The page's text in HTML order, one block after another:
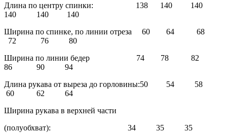
Длина по центру спинки: 138 140 140
140 140 140
Ширина по спинке, по линии отреза 60 64 68
72 76 80
Ширина по линии бедер 74 78 82
86 90 94
Длина рукава от выреза до горловины:50 54 58
60 62 64
Ширина рукава в верхней части
(полуобхват): 34 35 35